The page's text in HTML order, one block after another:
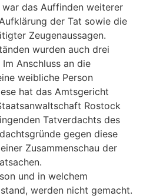
das Auffinden weiterer
der Tat sowie die
Zeugenaussagen.
wurden auch drei
Anschluss an die
weibliche Person
hat das Amtsgericht
Rostock
Tatverdachts des
gegen diese
Zusammenschau der
und in welchem
werden nicht gemacht.